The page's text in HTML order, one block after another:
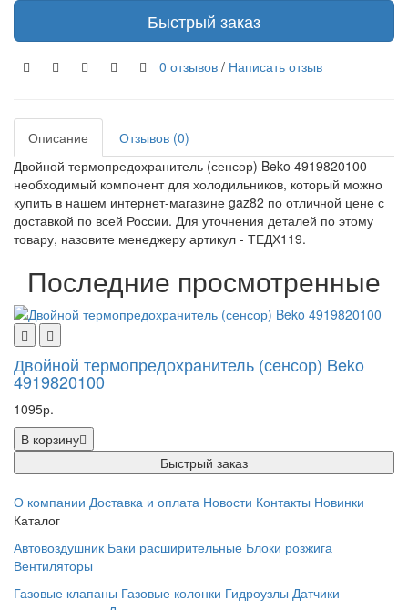
Быстрый заказ
0 отзывов / Написать отзыв
Описание
Отзывов (0)
Двойной термопредохранитель (сенсор) Beko 4919820100 -
необходимый компонент для холодильников, который можно
купить в нашем интернет-магазине gaz82 по отличной цене с
доставкой по всей России. Для уточнения деталей по этому
товару, назовите менеджеру артикул - ТЕДХ119.
Последние просмотренные
Двойной термопредохранитель (сенсор) Beko
4919820100
1095р.
В корзину
Быстрый заказ
О компании Доставка и оплата Новости Контакты Новинки
Каталог
Автовоздушник Баки расширительные Блоки розжига
Вентиляторы
Газовые клапаны Газовые колонки Гидроузлы Датчики